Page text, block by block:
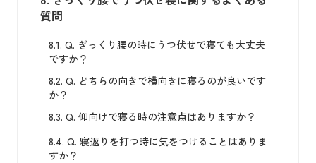
質問
8.1. Q. ぎっくり腰の時にうつ伏せで寝ても大丈夫
ですか？
8.2. Q. どちらの向きで横向きに寝るのが良いです
か？
8.3. Q. 仰向けで寝る時の注意点はありますか？
8.4. Q. 寝返りを打つ時に気をつけることはありま
すか？